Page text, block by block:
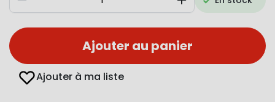
Diminuer Augmenter
Ajouter au panier
Ajouter à ma liste